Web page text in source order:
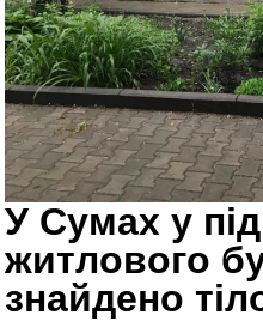
У Сумах у
житлового
знайдено